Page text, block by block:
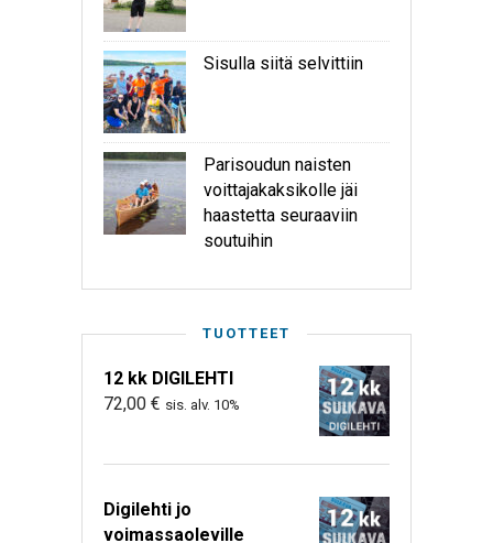
Sisulla siitä selvittiin
Parisoudun naisten
voittajakaksikolle jäi
haastetta seuraaviin
soutuihin
TUOTTEET
12 kk DIGILEHTI
72,00 € sis. alv. 10%
Digilehti jo
voimassaoleville